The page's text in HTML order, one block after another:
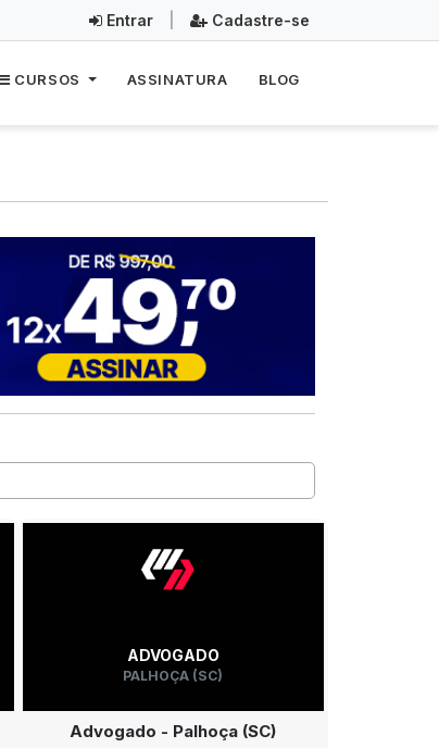
Entrar Cadastre-se
CURSOS ASSINATURA BLOG
ADVOGADO
PALHOÇA (SC)
Advogado - Palhoça (SC)